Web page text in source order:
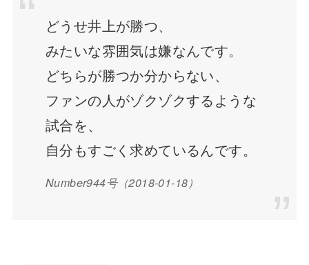
どうせ井上が勝つ、
みたいな雰囲気は嫌なんです。
どちらが勝つか分からない、
ファンの人がゾクゾクするような
試合を、
自分もすごく求めているんです。
Number944号（2018-01-18）